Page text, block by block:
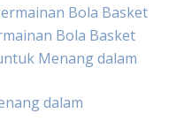
Bola Basket
Bola Basket
Menang dalam
dalam